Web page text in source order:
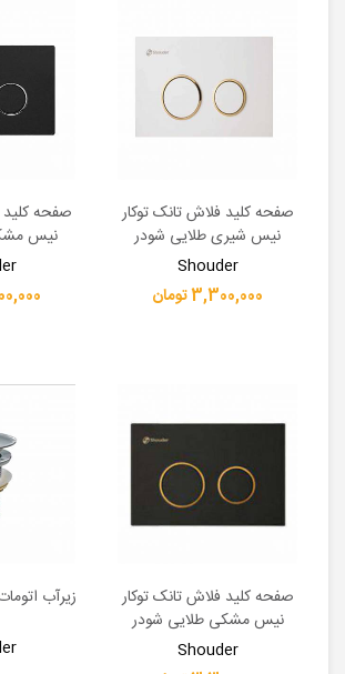
صفحه کلید فلاش تانک توکار
نیس شیری طلایی شودر
Shouder
3,300,000 تومان
صفحه کلید
نیس
صفحه کلید فلاش تانک توکار
نیس مشکی طلایی شودر
Shouder
زیرآب